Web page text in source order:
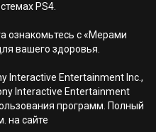
PS4.
ознакомьтесь с «Мерами
вашего здоровья.
Interactive Entertainment Inc.,
Interactive Entertainment
программ. Полный
на сайте